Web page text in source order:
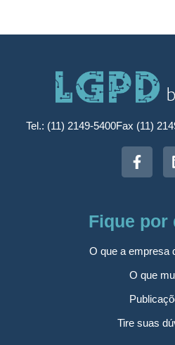
Tel.: (11) 2149-5400Fax (11)
Fique por
O que a empresa
O que
Tire suas